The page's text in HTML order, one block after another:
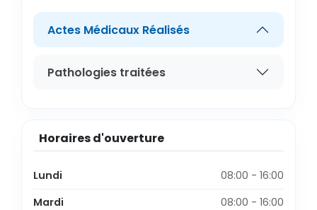
Actes Médicaux Réalisés
Pathologies traitées
Horaires d'ouverture
Lundi
08:00 - 16:00
Mardi
08:00 - 16:00